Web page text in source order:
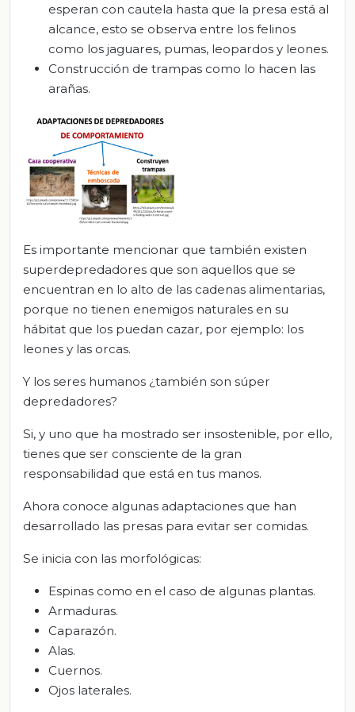
esperan con cautela hasta que la presa está al
alcance, esto se observa entre los felinos
como los jaguares, pumas, leopardos y leones.
Construcción de trampas como lo hacen las
arañas.
Es importante mencionar que también existen
superdepredadores que son aquellos que se
encuentran en lo alto de las cadenas alimentarias,
porque no tienen enemigos naturales en su
hábitat que los puedan cazar, por ejemplo: los
leones y las orcas.
Y los seres humanos ¿también son súper
depredadores?
Si, y uno que ha mostrado ser insostenible, por ello,
tienes que ser consciente de la gran
responsabilidad que está en tus manos.
Ahora conoce algunas adaptaciones que han
desarrollado las presas para evitar ser comidas.
Se inicia con las morfológicas:
Espinas como en el caso de algunas plantas.
Armaduras.
Caparazón.
Alas.
Cuernos.
Ojos laterales.